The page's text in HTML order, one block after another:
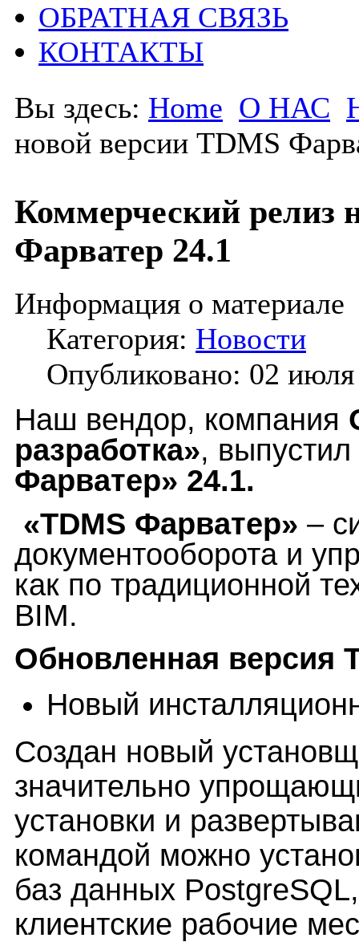
ОБРАТНАЯ СВЯЗЬ
КОНТАКТЫ
Вы здесь: Home О НАС
новой версии TDMS
Коммерческий релиз
Фарватер 24.1
Информация о материале
Категория: Новости
Опубликовано: 02
Наш вендор, компания
разработка»,
Фарватер» 24.1.
«TDMS Фарватер» –
документооборота и
как по традиционной
BIM.
Обновленная версия
Новый
Создан новый
значительно
установки и
командой можно
баз данных
клиентские рабочие